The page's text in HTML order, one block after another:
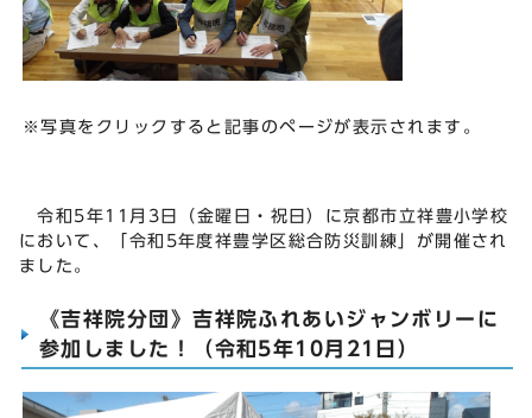
※写真をクリックすると記事のページが表示されます。
令和5年11月3日（金曜日・祝日）に京都市立祥豊小学校
において、「令和5年度祥豊学区総合防災訓練」が開催され
ました。
《吉祥院分団》吉祥院ふれあいジャンボリーに
参加しました！（令和5年10月21日）